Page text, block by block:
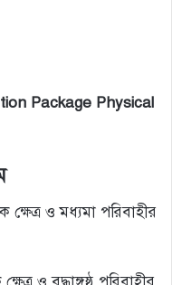
Package Physical
ক্ষেত্র ও মধ্যমা পরিবাহীর